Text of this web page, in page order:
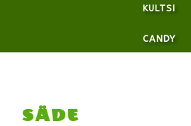
KULTSI
CANDY
SÄDE